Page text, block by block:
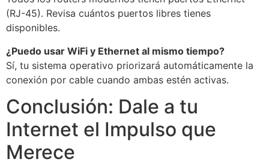
(RJ-45). Revisa cuántos puertos libres tienes
disponibles.
¿Puedo usar WiFi y Ethernet al mismo tiempo?
Sí, tu sistema operativo priorizará automáticamente la
conexión por cable cuando ambas estén activas.
Conclusión: Dale a tu
Internet el Impulso que
Merece